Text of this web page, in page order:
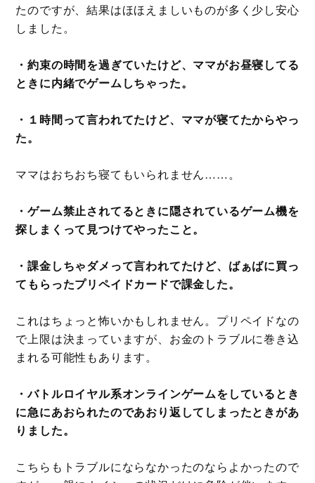
たのですが、結果はほほえましいものが多く少し安心
しました。
・約束の時間を過ぎていたけど、ママがお昼寝してる
ときに内緒でゲームしちゃった。
・１時間って言われてたけど、ママが寝てたからやっ
た。
ママはおちおち寝てもいられません……。
・ゲーム禁止されてるときに隠されているゲーム機を
探しまくって見つけてやったこと。
・課金しちゃダメって言われてたけど、ばぁばに買っ
てもらったプリペイドカードで課金した。
これはちょっと怖いかもしれません。プリペイドなの
で上限は決まっていますが、お金のトラブルに巻き込
まれる可能性もあります。
・バトルロイヤル系オンラインゲームをしているとき
に急にあおられたのであおり返してしまったときがあ
りました。
こちらもトラブルにならなかったのならよかったので